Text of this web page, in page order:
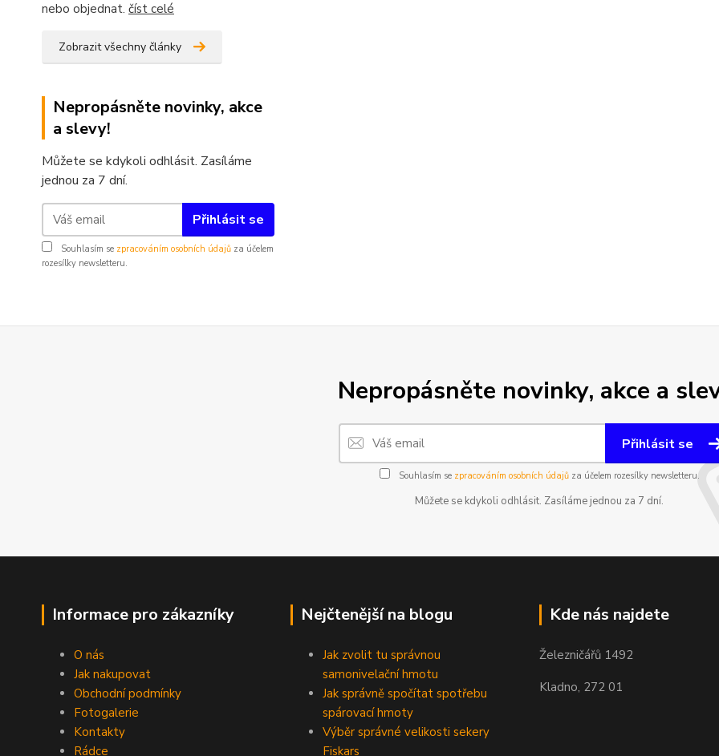
nebo objednat. číst celé
Zobrazit všechny články
Nepropásněte novinky, akce
a slevy!
Můžete se kdykoli odhlásit. Zasíláme
jednou za 7 dní.
Přihlásit se
Souhlasím se zpracováním osobních údajů za účelem
rozesílky newsletteru.
Nepropásněte novinky, akce a
Přihlásit se
Souhlasím se zpracováním osobních údajůza účelem rozesílky newsletteru.
Můžete se kdykoli odhlásit. Zasíláme jednou za 7 dní.
Informace pro zákazníky
O nás
Jak nakupovat
Obchodní podmínky
Fotogalerie
Kontakty
Rádce
Nejčtenější na blogu
Jak zvolit tu správnou
samonivelační hmotu
Jak správně spočítat spotřebu
spárovací hmoty
Výběr správné velikosti sekery
Fiskars
Kde nás najdete
Železničářů 1492
Kladno, 272 01